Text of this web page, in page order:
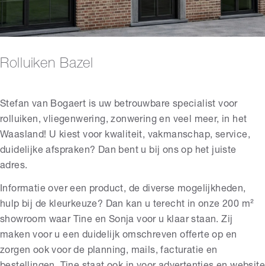
Rolluiken Bazel
Stefan van Bogaert is uw betrouwbare specialist voor
rolluiken, vliegenwering, zonwering en veel meer, in het
Waasland! U kiest voor kwaliteit, vakmanschap, service,
duidelijke afspraken? Dan bent u bij ons op het juiste
adres.
Informatie over een product, de diverse mogelijkheden,
hulp bij de kleurkeuze? Dan kan u terecht in onze 200 m²
showroom waar Tine en Sonja voor u klaar staan. Zij
maken voor u een duidelijk omschreven offerte op en
zorgen ook voor de planning, mails, facturatie en